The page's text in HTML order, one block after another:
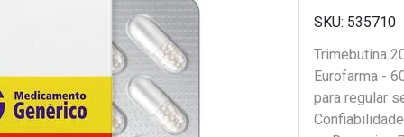
535710
Trimebutina
Eurofarma -
para regular